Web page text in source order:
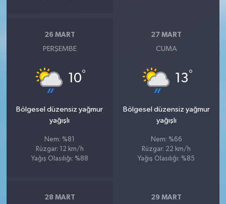
26 MART
PERŞEMBE
10°
Bölgesel düzensiz yağmur
yağışlı
Nem: %81
Rüzgar: 12 km/h
Yağış Olasılığı: %88
27 MART
CUMA
13°
Bölgesel düzensiz yağmur
yağışlı
Nem: %66
Rüzgar: 22 km/h
Yağış Olasılığı: %85
28 MART 29 MART